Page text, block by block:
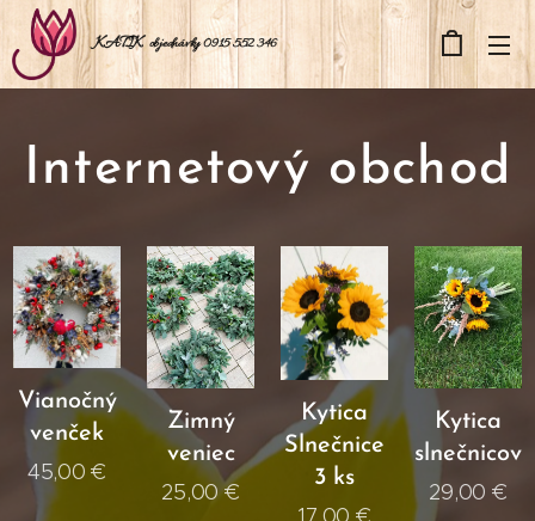
KATIK objednávky 0915 552 346
Internetový obchod
Vianočný
venček
45,00 €
Zimný
veniec
25,00€
Kytica
Slnečnice
3 ks
Kytica
slnečnicová
29,00 €